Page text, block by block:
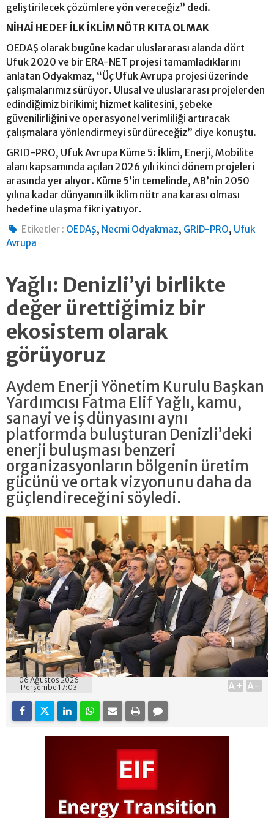
geliştirilecek çözümlere yön vereceğiz” dedi.
NİHAİ HEDEF İLK İKLİM NÖTR KITA OLMAK
OEDAŞ olarak bugüne kadar uluslararası alanda dört
Ufuk 2020 ve bir ERA-NET projesi tamamladıklarını
anlatan Odyakmaz, “Üç Ufuk Avrupa projesi üzerinde
çalışmalarımız sürüyor. Ulusal ve uluslararası projelerden
edindiğimiz birikimi; hizmet kalitesini, şebeke
güvenilirliğini ve operasyonel verimliliği artıracak
çalışmalara yönlendirmeyi sürdüreceğiz” diye konuştu.
GRID-PRO, Ufuk Avrupa Küme 5: İklim, Enerji, Mobilite
alanı kapsamında açılan 2026 yılı ikinci dönem projeleri
arasında yer alıyor. Küme 5’in temelinde, AB’nin 2050
yılına kadar dünyanın ilk iklim nötr ana karası olması
hedefine ulaşma fikri yatıyor.
Etiketler : OEDAŞ, Necmi Odyakmaz, GRID-PRO, Ufuk
Avrupa
Yağlı: Denizli’yi birlikte
değer ürettiğimiz bir
ekosistem olarak
görüyoruz
Aydem Enerji Yönetim Kurulu Başkan
Yardımcısı Fatma Elif Yağlı, kamu,
sanayi ve iş dünyasını aynı
platformda buluşturan Denizli’deki
enerji buluşması benzeri
organizasyonların bölgenin üretim
gücünü ve ortak vizyonunu daha da
güçlendireceğini söyledi.
06 Ağustos 2026
Perşembe 17:03
A+ A-